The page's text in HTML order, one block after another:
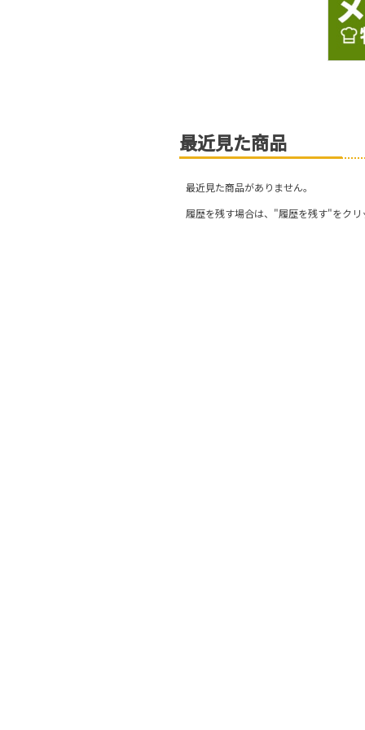
最近見た商品
最近見た商品がありません。
履歴を残す場合は、"履歴を残す"をク